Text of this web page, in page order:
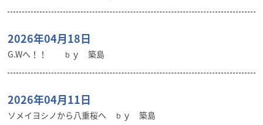
2026年04月18日
G.Wへ！！ ｂｙ 築島
2026年04月11日
ソメイヨシノから八重桜へ ｂｙ 築島